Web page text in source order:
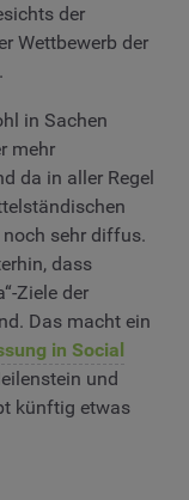
der
Wettbewerb der
in Sachen
mehr
da in aller Regel
sehr diffus.
dass
Ziele der
Das macht ein
in Social
und
künftig etwas